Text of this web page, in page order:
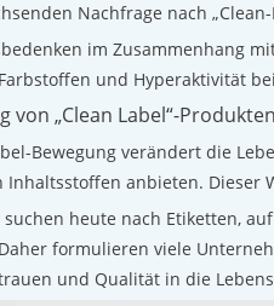
Nachfrage nach
im Zusammenhang
und Hyperaktivität
von „Clean Label“-Produkten
Bewegung verändert die
Inhaltsstoffen anbieten. Dieser
heute nach Etiketten,
formulieren viele
und Qualität in die